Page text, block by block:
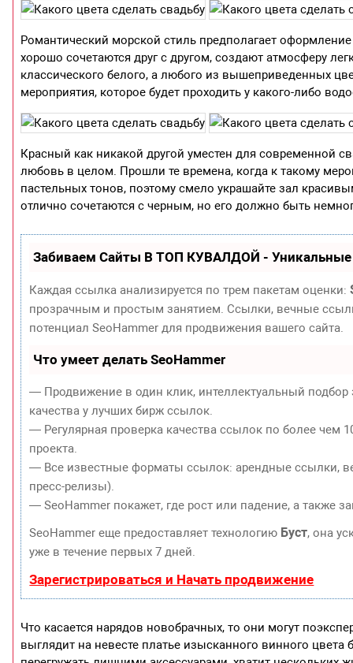
Романтический морской стиль предполагает
хорошо сочетаются друг с другом, создают атмосферу
классического белого, а любого из вышеприведенных
мероприятия, которое будет проходить у какого-либо
Красный как никакой другой уместен для современной
любовь в целом. Прошли те времена, когда к такому
пастельных тонов, поэтому смело украшайте зал
отлично сочетаются с черным, но его должно быть
Забиваем Сайты В ТОП КУВАЛДОЙ - Уникальные
Каждая ссылка анализируется по трем пакетам оценки:
прозрачным и простым занятием. Ссылки, вечные
потенциал SeoHammer для продвижения вашего сайта.
Что умеет делать SeoHammer
— Продвижение в один клик, интеллектуальный
качества у лучших бирж ссылок.
— Регулярная проверка качества ссылок по более чем
проекта.
— Все известные форматы ссылок: арендные ссылки,
пресс-релизы).
— SeoHammer покажет, где рост или падение, а также
SeoHammer еще предоставляет технологию Буст, она
уже в течение первых 7 дней.
Зарегистрироваться и Начать продвижение
Что касается нарядов новобрачных, то они могут
выглядит на невесте платье изысканного винного